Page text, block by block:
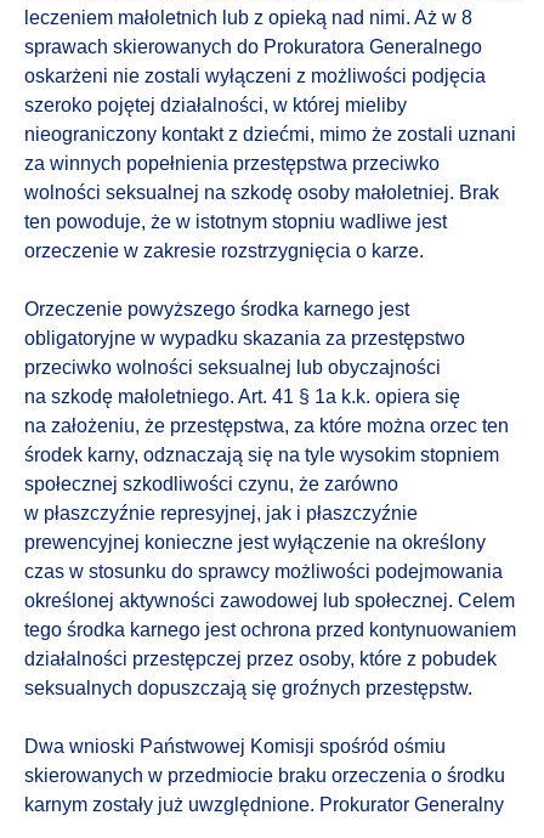
leczeniem małoletnich lub z opieką nad nimi. Aż w 8
sprawach skierowanych do Prokuratora Generalnego
oskarżeni nie zostali wyłączeni z możliwości podjęcia
szeroko pojętej działalności, w której mieliby
nieograniczony kontakt z dziećmi, mimo że zostali uznani
za winnych popełnienia przestępstwa przeciwko
wolności seksualnej na szkodę osoby małoletniej. Brak
ten powoduje, że w istotnym stopniu wadliwe jest
orzeczenie w zakresie rozstrzygnięcia o karze.
Orzeczenie powyższego środka karnego jest
obligatoryjne w wypadku skazania za przestępstwo
przeciwko wolności seksualnej lub obyczajności
na szkodę małoletniego. Art. 41 § 1a k.k. opiera się
na założeniu, że przestępstwa, za które można orzec ten
środek karny, odznaczają się na tyle wysokim stopniem
społecznej szkodliwości czynu, że zarówno
w płaszczyźnie represyjnej, jak i płaszczyźnie
prewencyjnej konieczne jest wyłączenie na określony
czas w stosunku do sprawcy możliwości podejmowania
określonej aktywności zawodowej lub społecznej. Celem
tego środka karnego jest ochrona przed kontynuowaniem
działalności przestępczej przez osoby, które z pobudek
seksualnych dopuszczają się groźnych przestępstw.
Dwa wnioski Państwowej Komisji spośród ośmiu
skierowanych w przedmiocie braku orzeczenia o środku
karnym zostały już uwzględnione. Prokurator Generalny